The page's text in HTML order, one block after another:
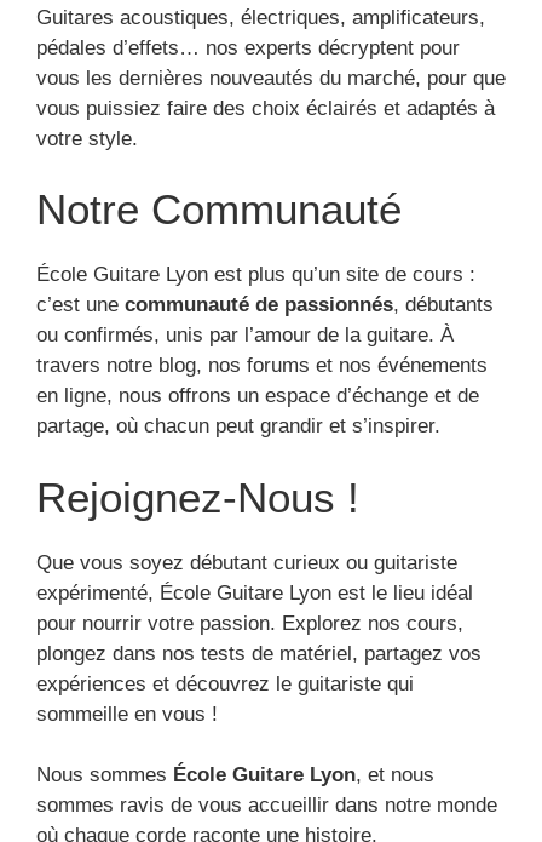
Guitares acoustiques, électriques, amplificateurs,
pédales d’effets… nos experts décryptent pour
vous les dernières nouveautés du marché, pour que
vous puissiez faire des choix éclairés et adaptés à
votre style.
Notre Communauté
École Guitare Lyon est plus qu’un site de cours :
c’est une communauté de passionnés, débutants
ou confirmés, unis par l’amour de la guitare. À
travers notre blog, nos forums et nos événements
en ligne, nous offrons un espace d’échange et de
partage, où chacun peut grandir et s’inspirer.
Rejoignez-Nous !
Que vous soyez débutant curieux ou guitariste
expérimenté, École Guitare Lyon est le lieu idéal
pour nourrir votre passion. Explorez nos cours,
plongez dans nos tests de matériel, partagez vos
expériences et découvrez le guitariste qui
sommeille en vous !
Nous sommes École Guitare Lyon, et nous
sommes ravis de vous accueillir dans notre monde
où chaque corde raconte une histoire.